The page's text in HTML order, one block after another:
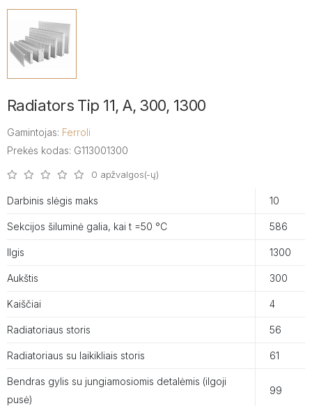
Radiators Tip 11, A, 300, 1300
Gamintojas: Ferroli
Prekės kodas: G113001300
0 apžvalgos(-ų)
Darbinis slėgis maks 10
Sekcijos šiluminė galia, kai t =50 °C 586
Ilgis 1300
Aukštis 300
Kaiščiai 4
Radiatoriaus storis 56
Radiatoriaus su laikikliais storis 61
Bendras gylis su jungiamosiomis detalėmis (ilgoji
pusė)
99